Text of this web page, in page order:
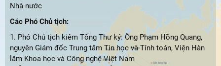
Nhà nước
Các Phó Chủ tịch:
1. Phó Chủ tịch kiêm Tổng Thư ký: Ông Phạm Hồng Quang,
nguyên Giám đốc Trung tâm Tin học và Tính toán, Viện Hàn
lâm Khoa học và Công nghệ Việt Nam